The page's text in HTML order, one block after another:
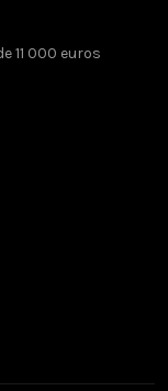
11 000 euros